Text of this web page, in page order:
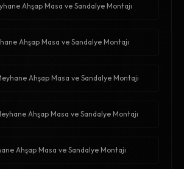
Ahşap Masa ve Sandalye Montajı
Ahşap Masa ve Sandalye Montajı
Ahşap Masa ve Sandalye Montajı
Ahşap Masa ve Sandalye Montajı
Ahşap Masa ve Sandalye Montajı